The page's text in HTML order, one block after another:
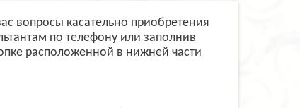
вопросы касательно приобретения
по телефону или заполнив
расположенной в нижней части